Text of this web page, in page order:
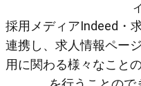
採用メディアIndeed・
連携し、求人情報ペー
用に関わる様々なこと